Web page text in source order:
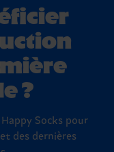
?
Socks pour
des dernières